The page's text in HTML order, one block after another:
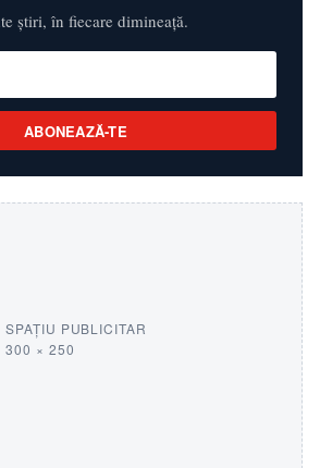
știri, în fiecare dimineață.
ABONEAZĂ-TE
SPAȚIU PUBLICITAR
300 × 250